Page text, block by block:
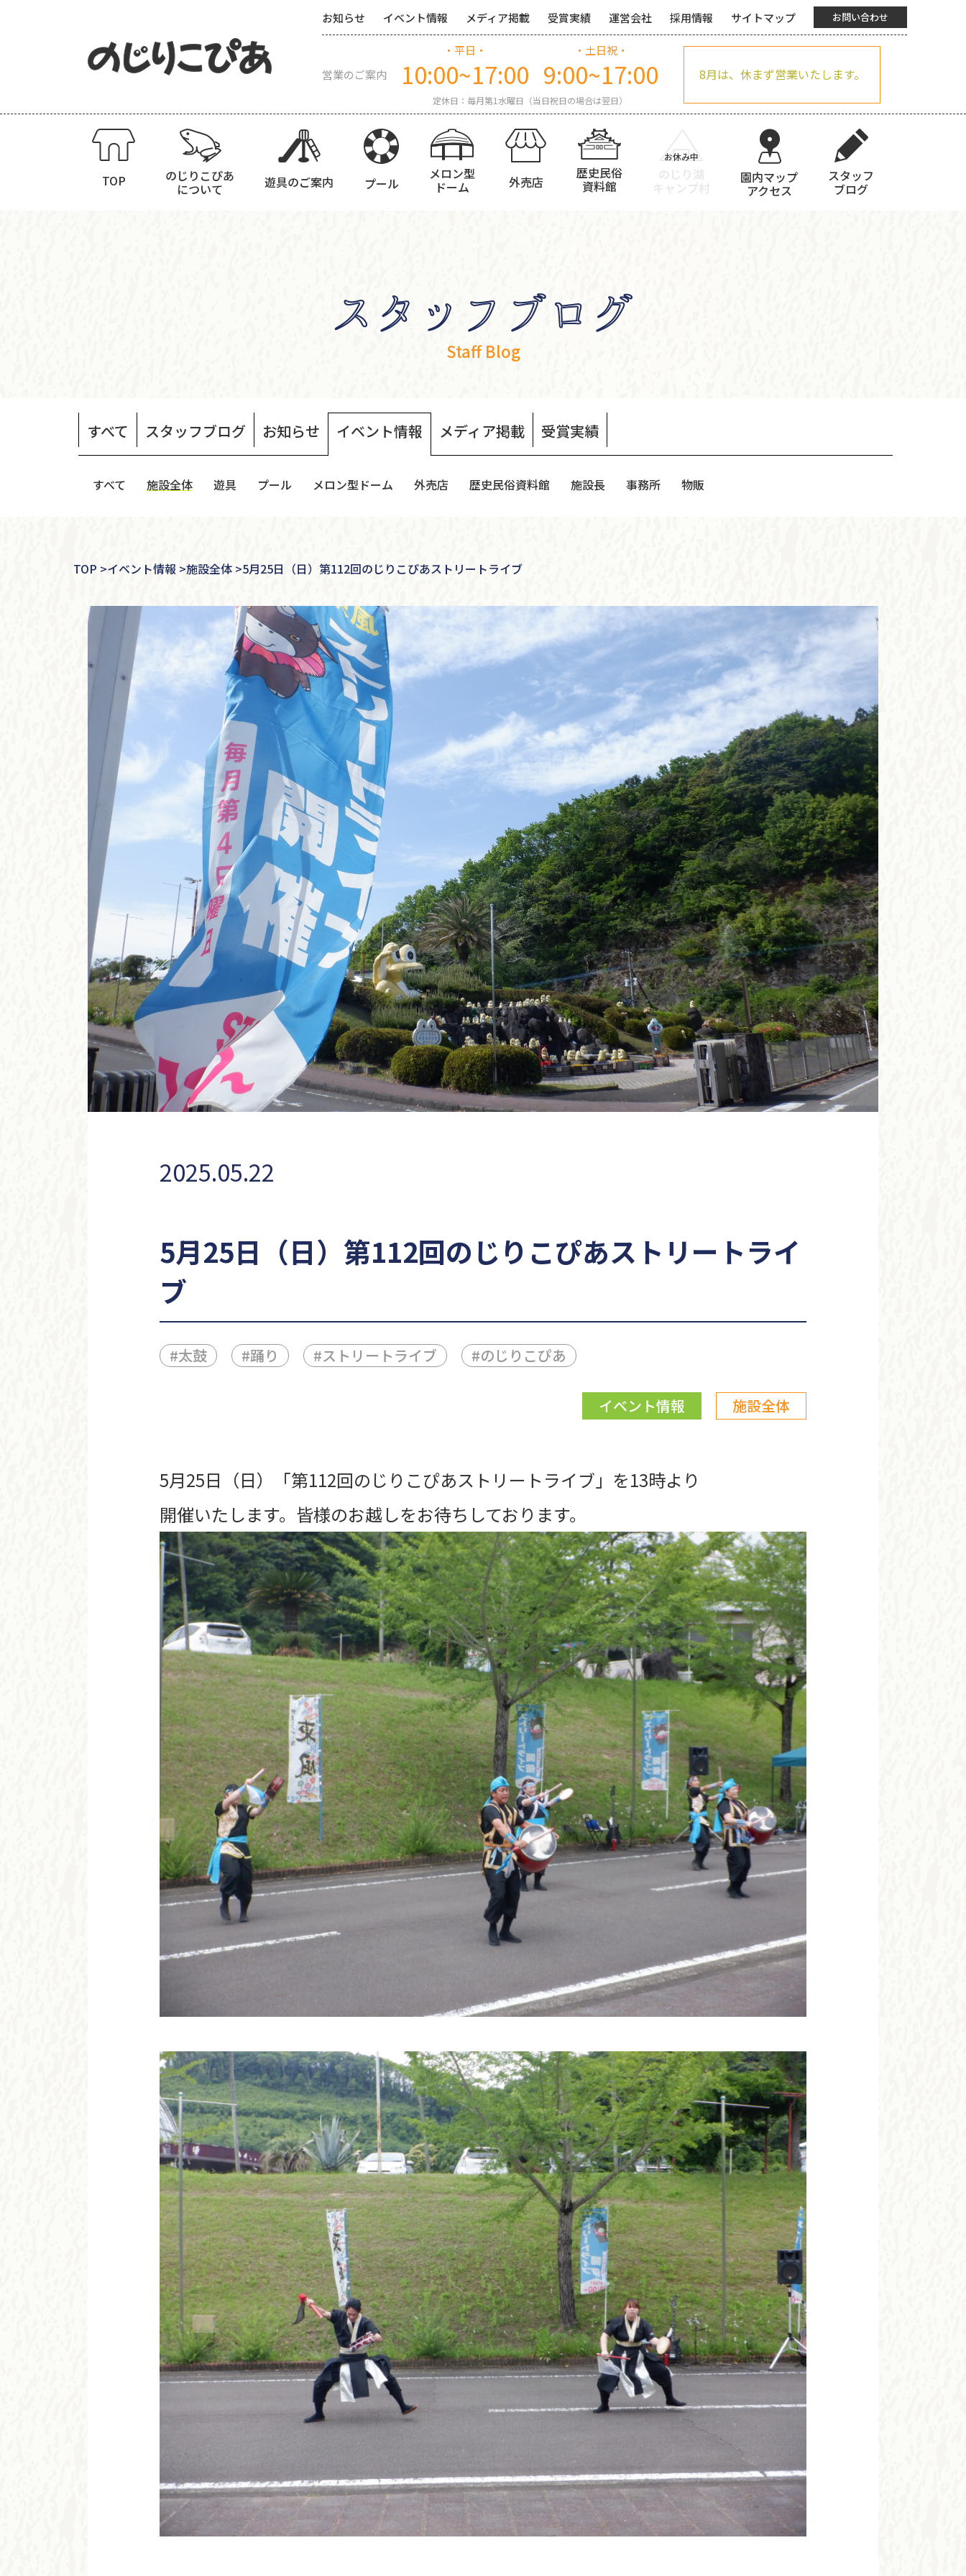
お知らせ イベント情報 メディア掲載 受賞実績 運営会社 採用情報 サイトマップ お問い合わせ
営業のご案内
・平日・
10:00~17:00
・土日祝・
9:00~17:00
定休日：毎月第1水曜日（当日祝日の場合は翌日）
8月は、休まず営業いたします。
TOP のじりこぴあ
について 遊具のご案内 プール
メロン型
ドーム 外売店
歴史民俗
資料館
のじり湖
キャンプ村
園内マップ
アクセス
スタッフ
ブログ
Staff Blog
すべて スタッフブログ お知らせ イベント情報 メディア掲載 受賞実績
すべて 施設全体 遊具 プール メロン型ドーム 外売店 歴史民俗資料館 施設長 事務所 物販
TOP >イベント情報 >施設全体 >5月25日（日）第112回のじりこぴあストリートライブ
2025.05.22
5月25日（日）第112回のじりこぴあストリートライ
ブ
#太鼓 #踊り #ストリートライブ #のじりこぴあ
イベント情報 施設全体
5月25日（日）「第112回のじりこぴあストリートライブ」を13時より
開催いたします。皆様のお越しをお待ちしております。